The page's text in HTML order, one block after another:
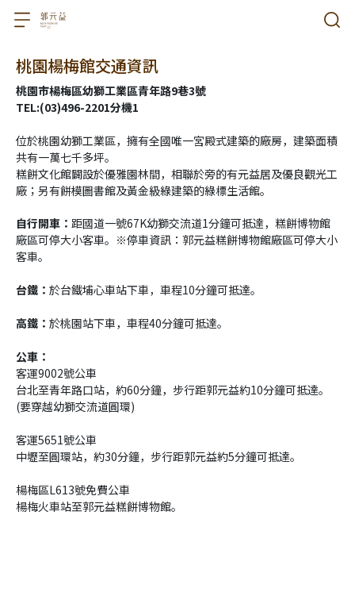
桃園楊梅館交通資訊
桃園市楊梅區幼獅工業區青年路9巷3號
TEL:(03)496-2201分機1
位於桃園幼獅工業區，擁有全國唯一宮殿式建築的廠房，建築面積
共有一萬七千多坪。
糕餅文化館闢設於優雅園林間，相聯於旁的有元益居及優良觀光工
廠；另有餅模圖書館及黃金級綠建築的綠標生活館。
自行開車： 距國道一號67K幼獅交流道1分鐘可抵達，糕餅博物館
廠區可停大小客車。※停車資訊：郭元益糕餅博物館廠區可停大小
客車。
台鐵： 於台鐵埔心車站下車，車程10分鐘可抵達。
高鐵： 於桃園站下車，車程40分鐘可抵達。
公車：
客運9002號公車
台北至青年路口站，約60分鐘，步行距郭元益約10分鐘可抵達。
(要穿越幼獅交流道圓環)
客運5651號公車
中壢至圓環站，約30分鐘，步行距郭元益約5分鐘可抵達。
楊梅區L613號免費公車
楊梅火車站至郭元益糕餅博物館。